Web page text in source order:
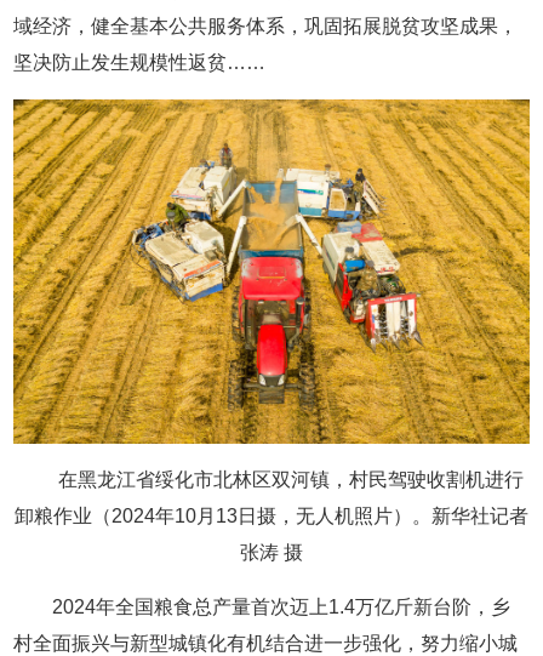
域经济，健全基本公共服务体系，巩固拓展脱贫攻坚成果，
坚决防止发生规模性返贫……
在黑龙江省绥化市北林区双河镇，村民驾驶收割机进行
卸粮作业（2024年10月13日摄，无人机照片）。新华社记者
张涛 摄
2024年全国粮食总产量首次迈上1.4万亿斤新台阶，乡
村全面振兴与新型城镇化有机结合进一步强化，努力缩小城